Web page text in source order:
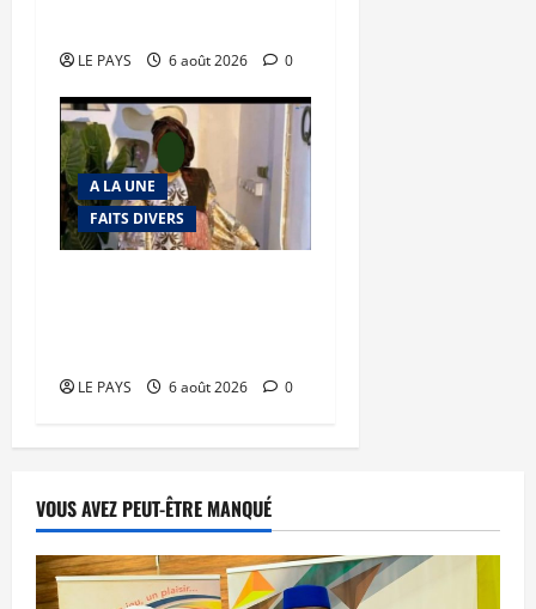
LE PAYS 6 août 2026 0
A LA UNE
FAITS DIVERS
LE PAYS 6 août 2026 0
VOUS AVEZ PEUT-ÊTRE MANQUÉ